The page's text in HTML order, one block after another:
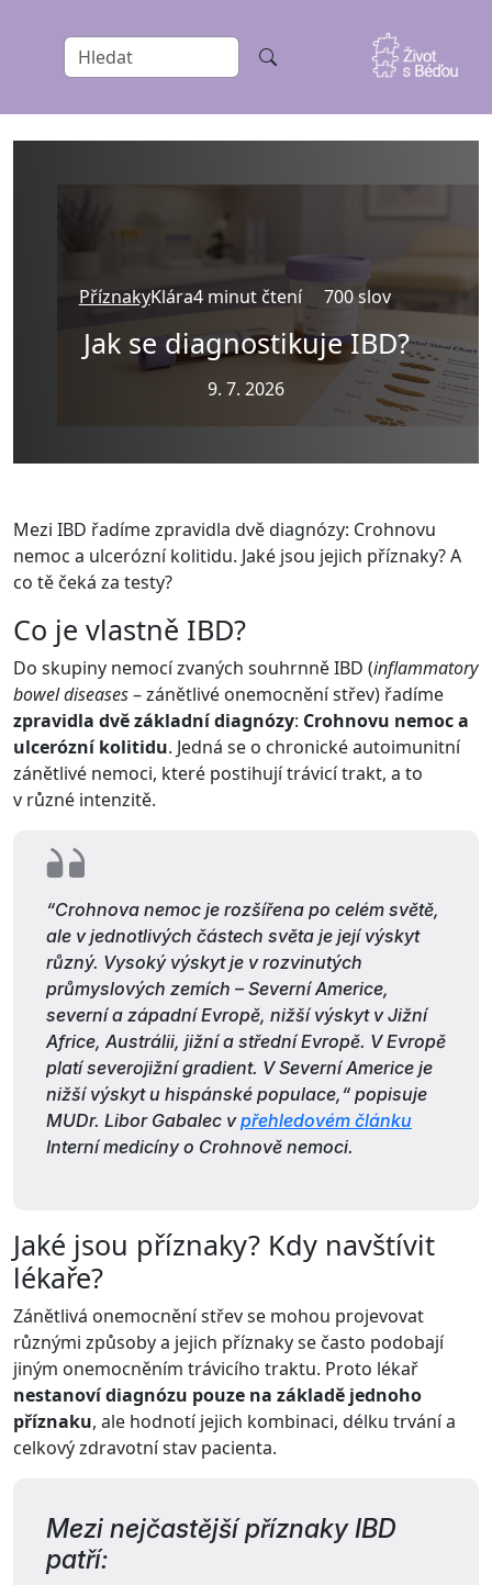
PříznakyKlára4 minut čtení 700 slov
Jak se diagnostikuje IBD?
9. 7. 2026
Mezi IBD řadíme zpravidla dvě diagnózy: Crohnovu
nemoc a ulcerózní kolitidu. Jaké jsou jejich příznaky? A
co tě čeká za testy?
Co je vlastně IBD?
Do skupiny nemocí zvaných souhrnně IBD (inflammatory
bowel diseases– zánětlivé onemocnění střev) řadíme
zpravidla dvě základní diagnózy: Crohnovu nemoc a
ulcerózní kolitidu. Jedná se o chronické autoimunitní
zánětlivé nemoci, které postihují trávicí trakt, a to
v různé intenzitě.
“Crohnova nemoc je rozšířena po celém světě,
ale v jednotlivých částech světa je její výskyt
různý. Vysoký výskyt je v rozvinutých
průmyslových zemích – Severní Americe,
severní a západní Evropě, nižší výskyt v Jižní
Africe, Austrálii, jižní a střední Evropě. V Evropě
platí severojižní gradient. V Severní Americe je
nižší výskyt u hispánské populace,“ popisuje
MUDr. Libor Gabalec vpřehledovém článku
Interní medicíny o Crohnově nemoci.
Jaké jsou příznaky? Kdy navštívit
lékaře?
Zánětlivá onemocnění střev se mohou projevovat
různými způsoby a jejich příznaky se často podobají
jiným onemocněním trávicího traktu. Proto lékař
nestanoví diagnózu pouze na základě jednoho
příznaku, ale hodnotí jejich kombinaci, délku trvání a
celkový zdravotní stav pacienta.
Mezi nejčastější příznaky IBD
patří: